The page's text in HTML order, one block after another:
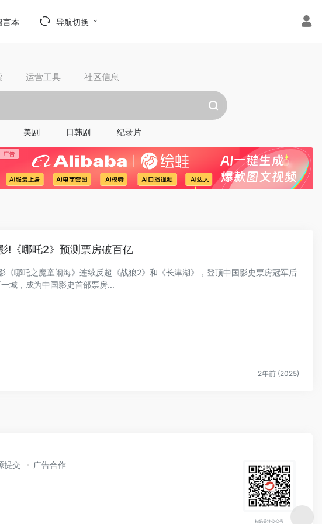
言本 导航切换
运营工具 社区信息
美剧 日韩剧 纪录片
!《哪吒2》预测票房破百亿
《哪吒之魔童闹海》连续反超《战狼2》和《长津湖》，登顶中国影史票房冠军后
城，成为中国影史首部票房...
2年前 (2025)
提交 广告合作
扫码关注公众号